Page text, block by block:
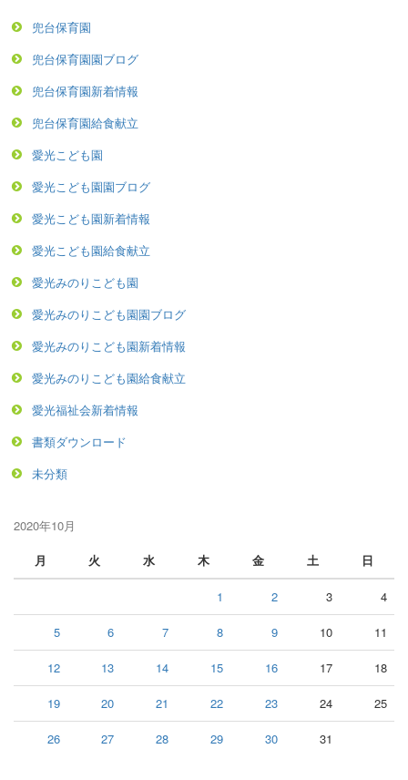
兜台保育園
兜台保育園園ブログ
兜台保育園新着情報
兜台保育園給食献立
愛光こども園
愛光こども園園ブログ
愛光こども園新着情報
愛光こども園給食献立
愛光みのりこども園
愛光みのりこども園園ブログ
愛光みのりこども園新着情報
愛光みのりこども園給食献立
愛光福祉会新着情報
書類ダウンロード
未分類
2020年10月
月
火 水 木 金 土 日
1 2 3 4
5 6 7 8 9 10 11
12 13 14 15 16 17 18
19 20 21 22 23 24 25
26 27 28 29 30 31